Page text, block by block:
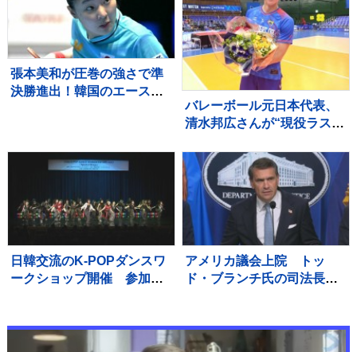
張本美和が圧巻の強さで準
決勝進出！韓国のエース・
バレーボール元日本代表、
清水邦広さんが“現役ラスト
てすごい」引退記念試合で
豪華メンバーも集結
日韓交流のK-POPダンスワ
ークショップ開催 参加者
のスペシャルパフォーマン
アメリカ議会上院 トッ
ド・ブランチ氏の司法長官